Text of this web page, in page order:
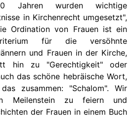
Jahren wurden wichtige
in Kirchenrecht umgesetzt",
Ordination von Frauen ist ein
für die versöhnte
und Frauen in der Kirche,
hin zu "Gerechtigkeit" oder
das schöne hebräische Wort,
zusammen: "Schalom". Wir
Meilenstein zu feiern und
der Frauen in einem Buch